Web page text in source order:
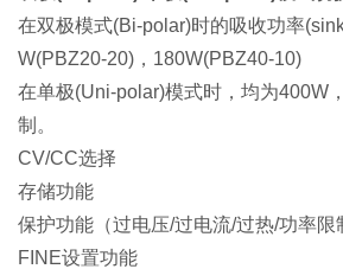
在双极模式(Bi-polar)时的吸收功率
W(PBZ20-20)，180W(PBZ40-10)
在单极(Uni-polar)模式时，均为400W
制。
CV/CC选择
存储功能
保护功能（过电压/过电流/过热/功率限
FINE设置功能